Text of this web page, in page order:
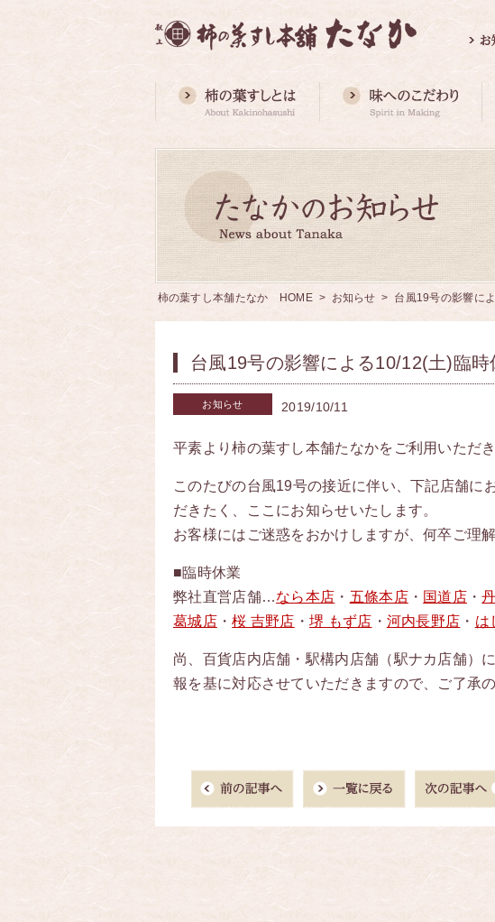
柿の葉すし本舗たなか HOME > お知らせ > 台風19号の影響に
台風19号の影響による10/12(土)臨
お知らせ 2019/10/11
平素より柿の葉すし本舗たなかをご利用いただ
このたびの台風19号の接近に伴い、下記店舗に
だきたく、ここにお知らせいたします。
お客様にはご迷惑をおかけしますが、何卒ご理
■臨時休業
弊社直営店舗…なら本店 ・ 五條本店・ 国道店 ・
葛城店・桜 吉野店 ・堺 もず店 ・ 河内長野店 ・ は
尚、百貨店内店舗・駅構内店舗（駅ナカ店舗）
報を基に対応させていただきますので、ご了承